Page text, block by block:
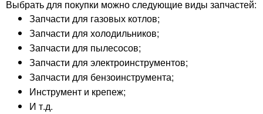
Выбрать для покупки можно следующие виды запчастей:
Запчасти для газовых котлов;
Запчасти для холодильников;
Запчасти для пылесосов;
Запчасти для электроинструментов;
Запчасти для бензоинструмента;
Инструмент и крепеж;
И т.д.